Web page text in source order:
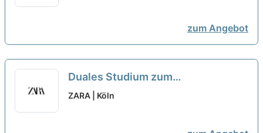
zum Angebot
Duales Studium zum
Textilbetriebswirt (m/w/d)
ZARA | Köln